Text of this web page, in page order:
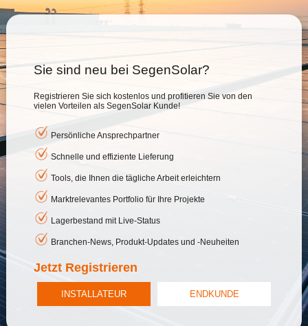
Sie sind neu bei SegenSolar?
Registrieren Sie sich kostenlos und profitieren Sie von den
vielen Vorteilen als SegenSolar Kunde!
Persönliche Ansprechpartner
Schnelle und effiziente Lieferung
Tools, die Ihnen die tägliche Arbeit erleichtern
Marktrelevantes Portfolio für Ihre Projekte
Lagerbestand mit Live-Status
Branchen-News, Produkt-Updates und -Neuheiten
Jetzt Registrieren
INSTALLATEUR ENDKUNDE